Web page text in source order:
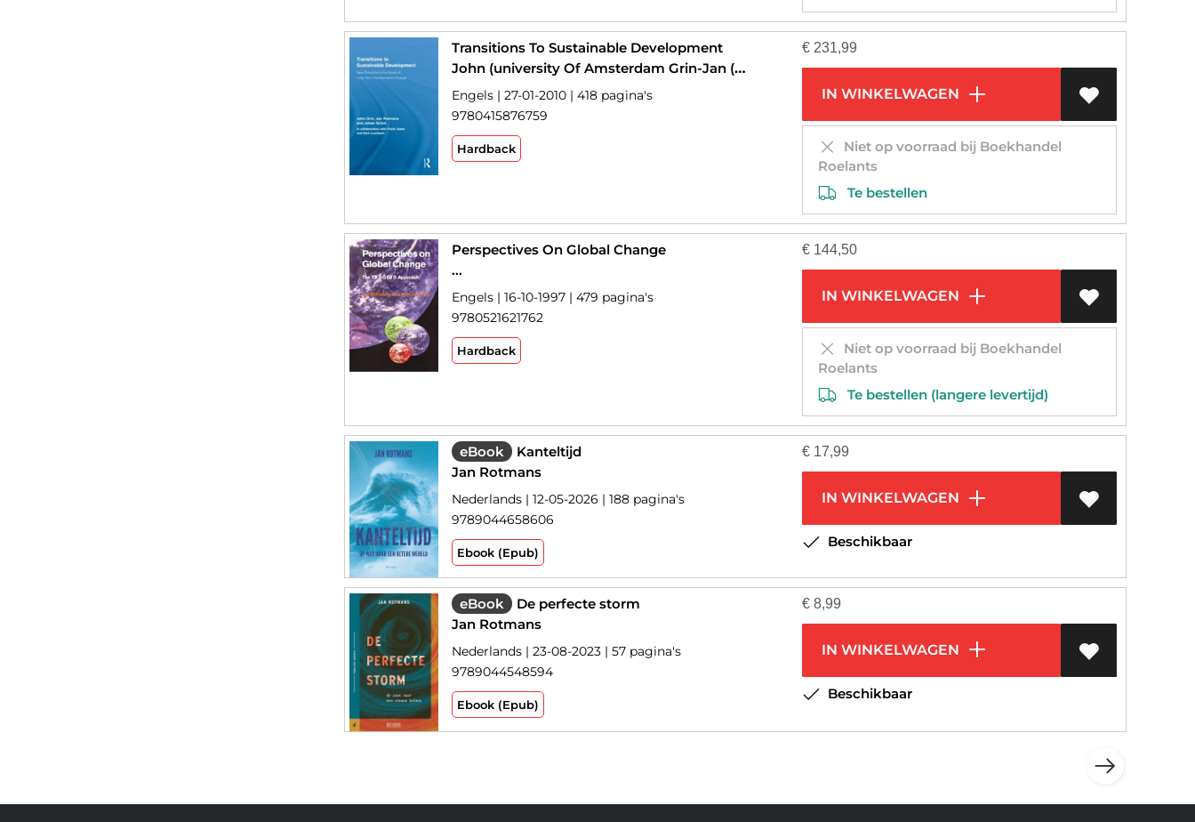
Transitions To Sustainable Development
John (university Of Amsterdam Grin-Jan (erasmus University Rotterdam Rotmans-Johan (technische Universiteit Eindhoven Schot
Engels | 27-01-2010 | 418 pagina's
9780415876759
Hardback
€ 231,99
IN WINKELWAGEN
Niet op voorraad bij Boekhandel
Roelants
Te bestellen
Perspectives On Global Change
...
Engels | 16-10-1997 | 479 pagina's
9780521621762
Hardback
€ 144,50
IN WINKELWAGEN
Niet op voorraad bij Boekhandel
Roelants
Te bestellen (langere levertijd)
eBook
Kanteltijd
Jan Rotmans
Nederlands | 12-05-2026 | 188 pagina's
9789044658606
Ebook (Epub)
€ 17,99
IN WINKELWAGEN
Beschikbaar
eBook
De perfecte storm
Jan Rotmans
Nederlands | 23-08-2023 | 57 pagina's
9789044548594
Ebook (Epub)
€ 8,99
IN WINKELWAGEN
Beschikbaar